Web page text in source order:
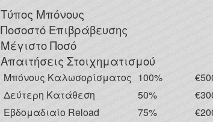
Τύπος Μπόνους
Ποσοστό Επιβράβευσης
Μέγιστο Ποσό
Απαιτήσεις Στοιχηματισμού
Μπόνους Καλωσορίσματος 100%
Δεύτερη Κατάθεση
50%
Εβδομαδιαίο Reload
75%